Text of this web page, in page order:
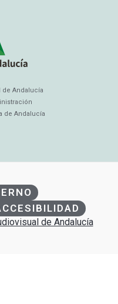
de Andalucía
de Andalucía
de Andalucía